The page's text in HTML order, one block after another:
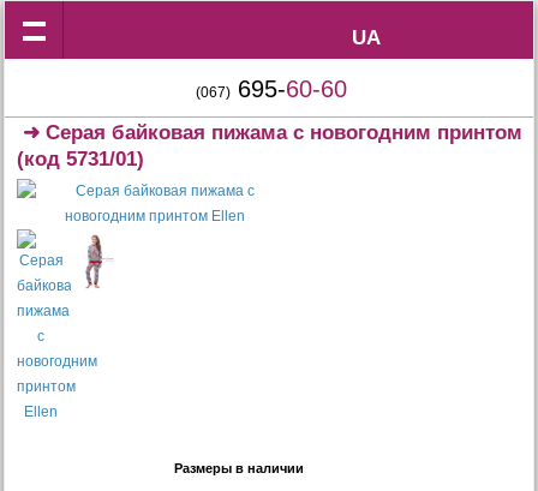
UA
UA
(067) 695-60-60
➜Серая байковая пижама с новогодним принтом
(код 5731/01)
Размеры в наличии